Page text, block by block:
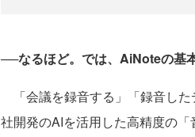
──なるほど。では、AiNoteの基
「会議を録音する」「録音し
社開発のAIを活用した高精度の